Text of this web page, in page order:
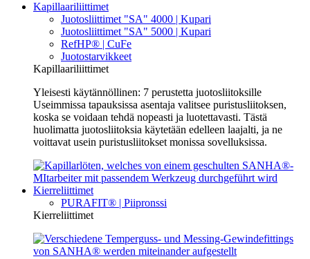
Kapillaariliittimet
Juotosliittimet "SA" 4000 | Kupari
Juotosliittimet "SA" 5000 | Kupari
RefHP® | CuFe
Juotostarvikkeet
Kapillaariliittimet
Yleisesti käytännöllinen: 7 perustetta juotosliitoksille
Useimmissa tapauksissa asentaja valitsee puristusliitoksen,
koska se voidaan tehdä nopeasti ja luotettavasti. Tästä
huolimatta juotosliitoksia käytetään edelleen laajalti, ja ne
voittavat usein puristusliitokset monissa sovelluksissa.
Kierreliittimet
PURAFIT® | Piipronssi
Kierreliittimet